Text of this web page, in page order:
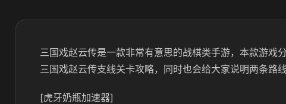
三国戏赵云传是一款非常有意思的战棋类手游，本款游戏
三国戏赵云传支线关卡攻略，同时也会给大家说明两条路
[虎牙奶瓶加速器]